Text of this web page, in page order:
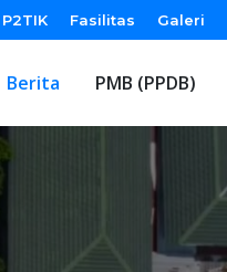
P2TIK Fasilitas Galeri
Berita PMB (PPDB)